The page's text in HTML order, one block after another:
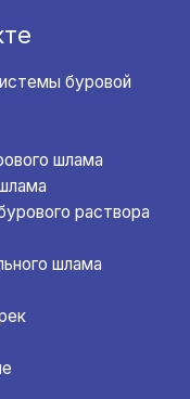
буровой
шлама
раствора
шлама